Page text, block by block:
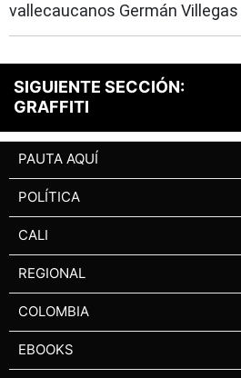
vallecaucanos Germán
SIGUIENTE SECCIÓN:
GRAFFITI
PAUTA AQUÍ
POLÍTICA
CALI
REGIONAL
COLOMBIA
EBOOKS